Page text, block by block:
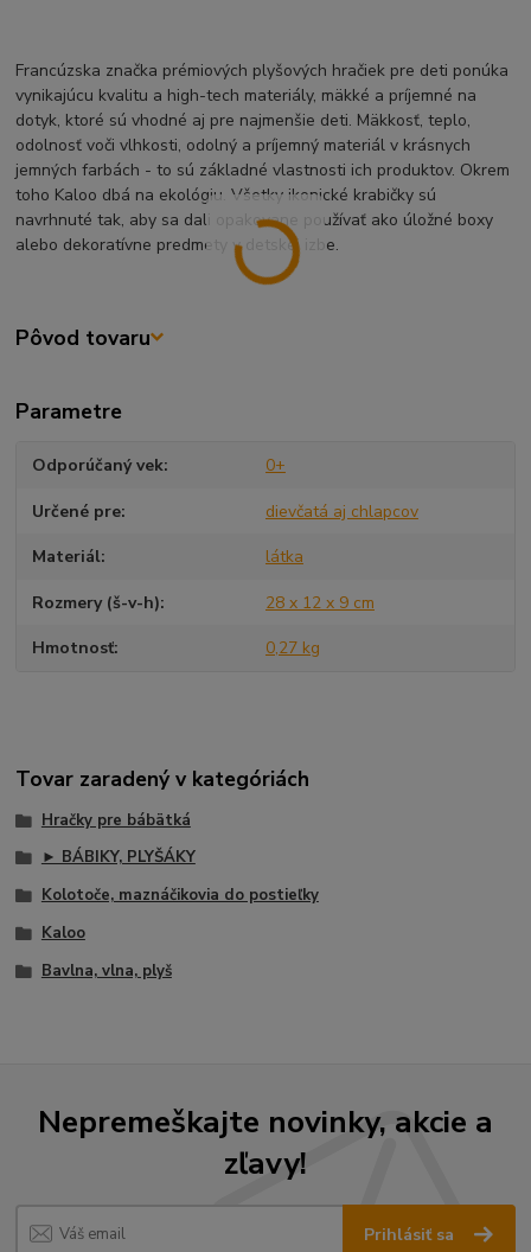
Francúzska značka prémiových plyšových hračiek pre deti ponúka
vynikajúcu kvalitu a high-tech materiály, mäkké a príjemné na
dotyk, ktoré sú vhodné aj pre najmenšie deti. Mäkkosť, teplo,
odolnosť voči vlhkosti, odolný a príjemný materiál v krásnych
jemných farbách - to sú základné vlastnosti ich produktov. Okrem
toho Kaloo dbá na ekológiu. Všetky ikonické krabičky sú
navrhnuté tak, aby sa dali opakovane používať ako úložné boxy
alebo dekoratívne predmety v detskej izbe.
Pôvod tovaru
Parametre
Odporúčaný vek 0+
Určené pre dievčatá aj chlapcov
Materiál látka
Rozmery (š-v-h) 28 x 12 x 9 cm
Hmotnosť 0,27 kg
Tovar zaradený v kategóriách
Hračky pre bábätká
► BÁBIKY, PLYŠÁKY
Kolotoče, maznáčikovia do postieľky
Kaloo
Bavlna, vlna, plyš
Nepremeškajte novinky, akcie a
zľavy!
Prihlásiť sa